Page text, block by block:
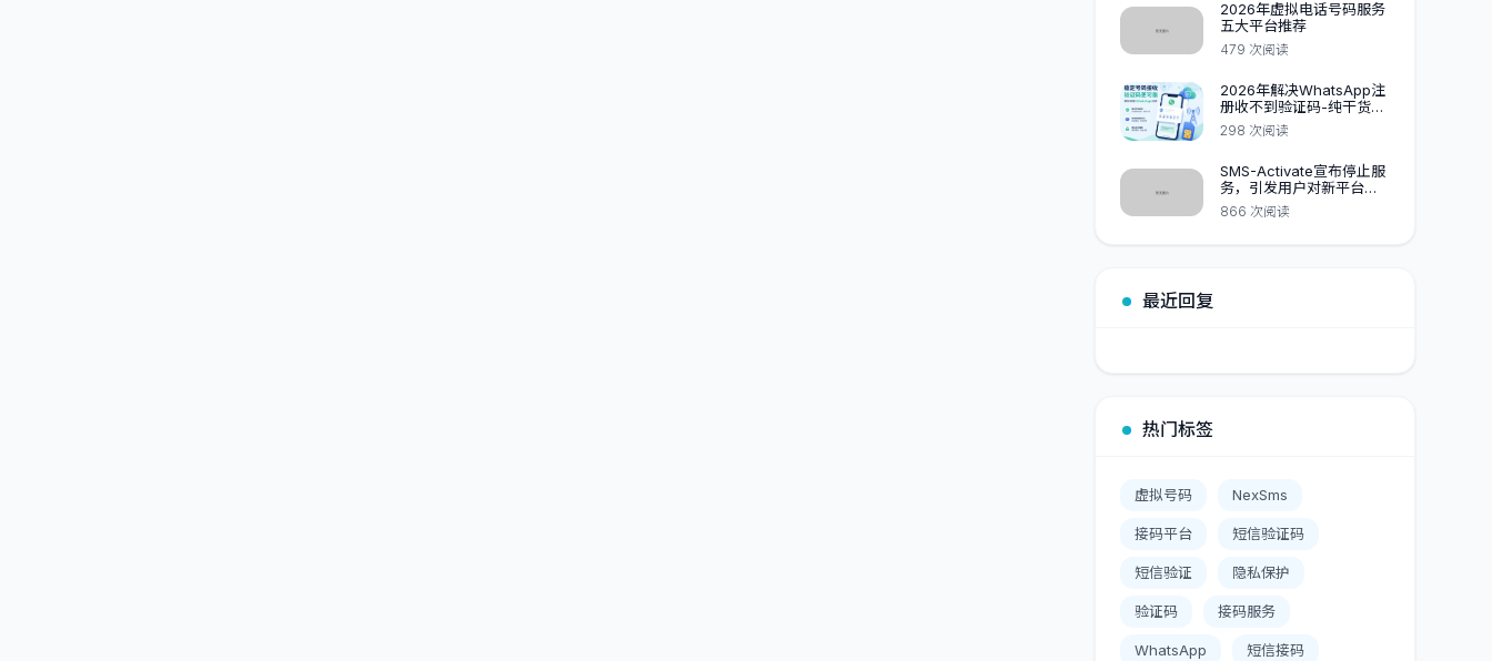
2026年虚拟电话号码服务
五大平台推荐
479 次阅读
2026年解决WhatsApp注
册收不到验证码-纯干货必
看
298 次阅读
SMS-Activate宣布停止服
务，引发用户对新平台
HeroSMS的质疑,NexSMS
黑马杀出
866 次阅读
最近回复
热门标签
虚拟号码 NexSms
接码平台 短信验证码
短信验证 隐私保护
验证码 接码服务
WhatsApp 短信接码